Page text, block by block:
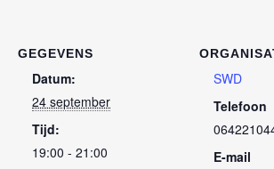
GEGEVENS
Datum:
24 september
Tijd:
19:00 - 21:00
SWD
Telefoon
E-mail